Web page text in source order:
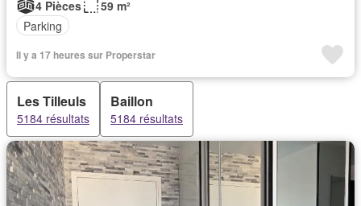
4 Pièces
59 m²
Parking
Il y a 17 heures sur Properstar
Les Tilleuls
5184 résultats
Baillon
5184 résultats